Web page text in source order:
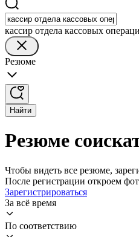
кассир отдела кассовых
Резюме
Найти
Резюме
Чтобы видеть все резюме,
После регистрации откроем
Зарегистрироваться
За всё время
По соответствию